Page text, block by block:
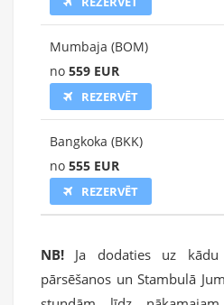
Mumbaja (BOM)
no 559 EUR
REZERVĒT
Bangkoka (BKK)
no 555 EUR
REZERVĒT
NB! Ja dodaties uz
pārsēšanos un Stambulā